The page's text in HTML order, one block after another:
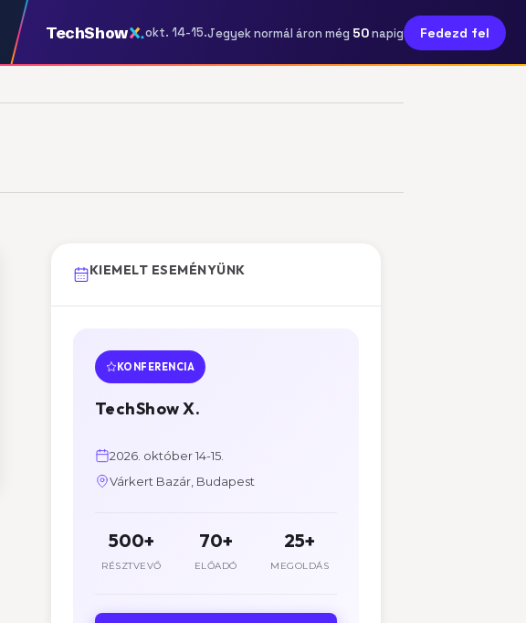
TechShow okt. 14-15.Jegyek normál áron még 50napig Fedezd fel
KIEMELT ESEMÉNYÜNK
KONFERENCIA
TechShow X.
2026. október 14-15.
Várkert Bazár, Budapest
500+
RÉSZTVEVŐ
70+
ELŐADÓ
25+
MEGOLDÁS